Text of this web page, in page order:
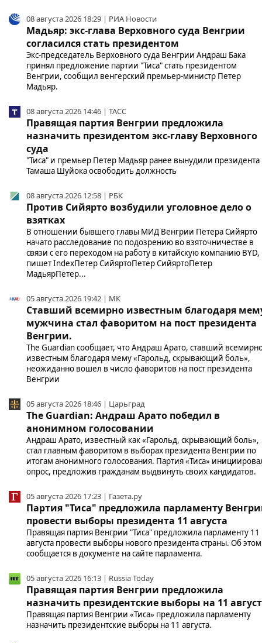
08 августа 2026 18:29 | РИА Новости
Мадьяр: экс-глава Верховного суда Венгрии
согласился стать президентом
Экс-председатель Верховного суда Венгрии Андраш Бака
принял предложение партии "Тиса" стать президентом
Венгрии, сообщил венгерский премьер-министр Петер
Мадьяр.
08 августа 2026 14:46 | ТАСС
Правящая партия Венгрии предложила
назначить президентом экс-главу Верховного
суда
"Тиса" и премьер Петер Мадьяр ранее вынудили президента
Тамаша Шуйока освободить должность
08 августа 2026 12:58 | РБК
Против Сийярто возбудили уголовное дело о
взятках
В отношении бывшего главы МИД Венгрии Петера Сийярто
начато расследование по подозрению во взяточничестве в
связи с его переходом на работу в китайскую компанию BYD,
пишет IndexПетер СийяртоПетер СийяртоПетер
МадьярПетер...
05 августа 2026 19:42 | МК
Ставший всемирно известным благодаря
мужчина стал фаворитом на пост президента
Венгрии.
The Guardian сообщает, что Андраш Арато, ставший
известным благодаря мему «Гарольд, скрывающий боль»,
неожиданно вошел в число фаворитов на пост президента
Венгрии
05 августа 2026 18:46 | Царьград
The Guardian: Андраш Арато победил в
анонимном голосовании
Андраш Арато, известный как «Гарольд, скрывающий боль»,
стал главным фаворитом в выборах президента Венгрии по
итогам анонимного голосования. Партия «Тиса»
опрос, предложив гражданам выдвинуть своих кандидатов.
05 августа 2026 17:23 | Газета.ру
Партия "Тиса" предложила парламенту
провести выборы президента 11 августа
Правящая партия Венгрии "Тиса" предложила парламенту 11
августа провести выборы нового президента страны. Об этом
сообщается в документе на сайте парламента.
05 августа 2026 16:13 | Russia Today
Правящая партия Венгрии предложила
назначить президентские выборы на 11
Правящая партия Венгрии «Тиса» предложила парламенту
назначить президентские выборы на 11 августа.